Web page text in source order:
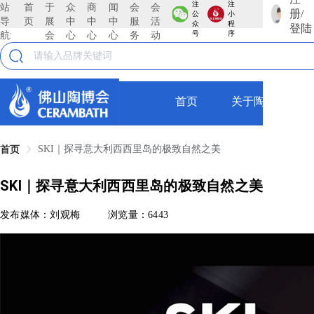
站
导
航:
首
页
于
展
会
众
中
心
商
中
心
闻
中
心
会
服
务
会
活
动
注
公
众
号
注
小
程
序
册/
登陆
首页 关于陶博会
首页 SKI｜探寻意大利西西里岛的极致自然之美
SKI｜探寻意大利西西里岛的极致自然之美
发布媒体：刘观梅 浏览量：6443